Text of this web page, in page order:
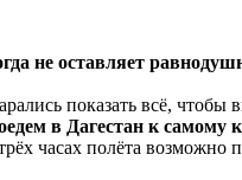
не оставляет
показать всё,
в Дагестан к самому
часах полёта возможно